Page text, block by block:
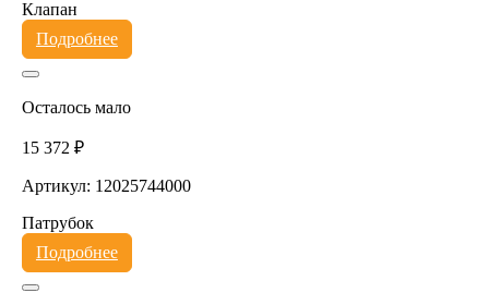
Клапан
Подробнее
Осталось мало
15 372 ₽
Артикул: 12025744000
Патрубок
Подробнее